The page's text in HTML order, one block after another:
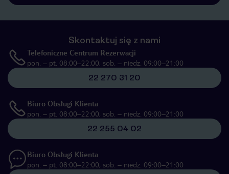
Skontaktuj się z nami
Telefoniczne Centrum Rezerwacji
pon. – pt. 08:00–22:00, sob. – niedz. 09:00–21:00
22 270 31 20
Biuro Obsługi Klienta
pon. – pt. 08:00–22:00, sob. – niedz. 09:00–21:00
22 255 04 02
Biuro Obsługi Klienta
pon. – pt. 08:00–22:00, sob. – niedz. 09:00–21:00